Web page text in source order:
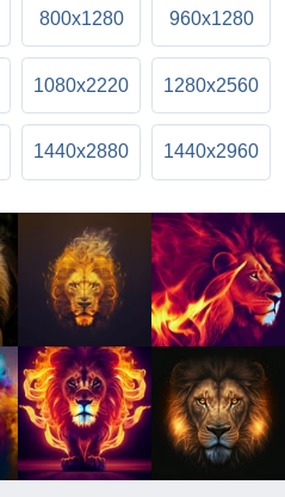
800x1280 960x1280
1080x2220 1280x2560
1440x2880 1440x2960